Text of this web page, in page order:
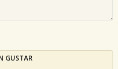
GUSTAR